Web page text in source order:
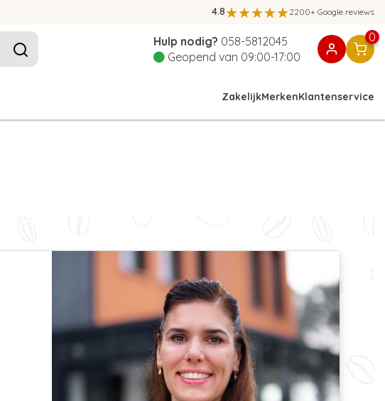
4.8 2200+ Google reviews
Hulp nodig? 058-5812045
Geopend van 09:00-17:00
0
ZakelijkMerkenKlantenservice